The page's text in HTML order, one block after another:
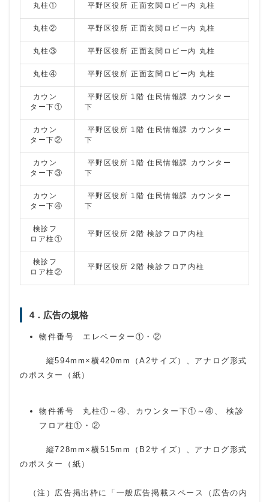
丸柱① 平野区役所 正面玄関ロビー内 丸柱
丸柱② 平野区役所 正面玄関ロビー内 丸柱
丸柱③ 平野区役所 正面玄関ロビー内 丸柱
丸柱④ 平野区役所 正面玄関ロビー内 丸柱
カウン
ター下①
平野区役所 1階 住民情報課 カウンター
下
カウン
ター下②
平野区役所 1階 住民情報課 カウンター
下
カウン
ター下③
平野区役所 1階 住民情報課 カウンター
下
カウン
ター下④
平野区役所 1階 住民情報課 カウンター
下
検診フ
ロア柱①
平野区役所 2階 検診フロア内柱
検診フ
ロア柱②
平野区役所 2階 検診フロア内柱
4．広告の規格
物件番号 エレベーター①・②
縦594mm×横420mm（A2サイズ）、アナログ形式
のポスター（紙）
物件番号 丸柱①～④、カウンター下①～④、 検診
フロア柱①・②
縦728mm×横515mm（B2サイズ）、アナログ形式
のポスター（紙）
（注）広告掲出枠に「一般広告掲載スペース（広告の内